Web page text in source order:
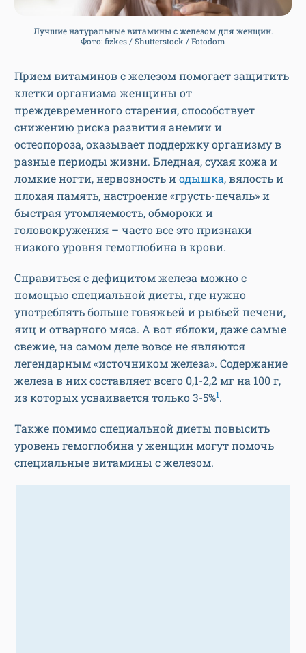
Лучшие натуральные витамины с железом для женщин.
Фото: fizkes / Shutterstock / Fotodom
Прием витаминов с железом помогает защитить
клетки организма женщины от
преждевременного старения, способствует
снижению риска развития анемии и
остеопороза, оказывает поддержку организму в
разные периоды жизни. Бледная, сухая кожа и
ломкие ногти, нервозность иодышка, вялость и
плохая память, настроение «грусть-печаль» и
быстрая утомляемость, обмороки и
головокружения – часто все это признаки
низкого уровня гемоглобина в крови.
Справиться с дефицитом железа можно с
помощью специальной диеты, где нужно
употреблять больше говяжьей и рыбьей печени,
яиц и отварного мяса. А вот яблоки, даже самые
свежие, на самом деле вовсе не являются
легендарным «источником железа». Содержание
железа в них составляет всего 0,1-2,2 мг на 100 г,
из которых усваивается только 3-5%1.
Также помимо специальной диеты повысить
уровень гемоглобина у женщин могут помочь
специальные витамины с железом.